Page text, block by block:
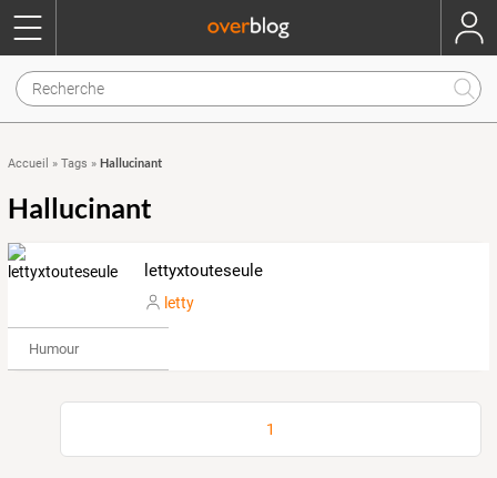
Accueil » Tags » Hallucinant
Hallucinant
lettyxtouteseule
letty
Humour
1